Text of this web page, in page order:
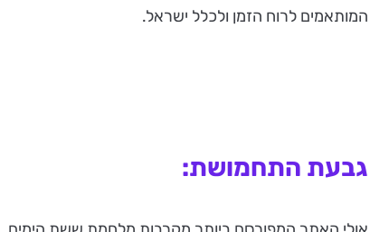
המותאמים לרוח הזמן ולכלל ישראל.
גבעת התחמושת: